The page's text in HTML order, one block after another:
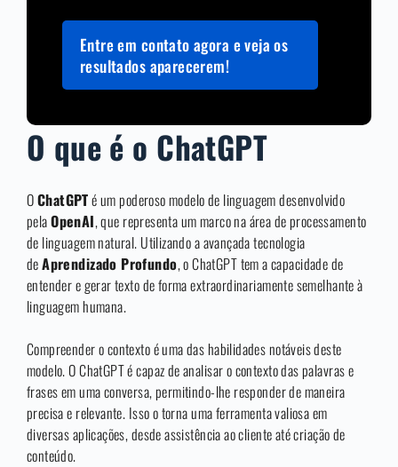
Entre em contato agora e veja os
resultados aparecerem!
O que é o ChatGPT
OChatGPTé um poderoso modelo de linguagem desenvolvido
pelaOpenAI, que representa um marco na área de processamento
de linguagem natural. Utilizando a avançada tecnologia
deAprendizado Profundo, o ChatGPT tem a capacidade de
entender e gerar texto de forma extraordinariamente semelhante à
linguagem humana.
Compreender o contexto é uma das habilidades notáveis deste
modelo. O ChatGPT é capaz de analisar o contexto das palavras e
frases em uma conversa, permitindo-lhe responder de maneira
precisa e relevante. Isso o torna uma ferramenta valiosa em
diversas aplicações, desde assistência ao cliente até criação de
conteúdo.